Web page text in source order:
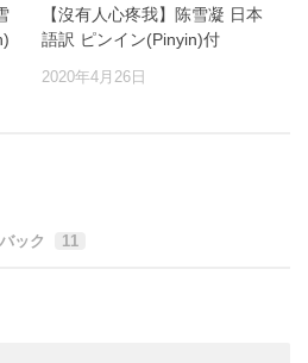
【沒有人心疼我】陈雪凝 日本
語訳 ピンイン(Pinyin)付
2020年4月26日
ック 11